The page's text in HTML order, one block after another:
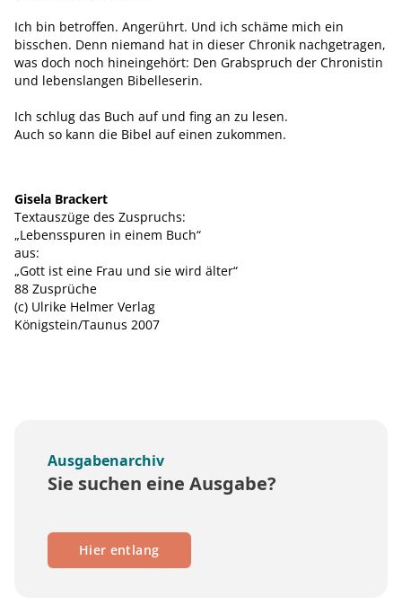
Ich bin betroffen. Angerührt. Und ich schäme mich ein
bisschen. Denn niemand hat in dieser Chronik nachgetragen,
was doch noch hineingehört: Den Grabspruch der Chronistin
und lebenslangen Bibelleserin.
Ich schlug das Buch auf und fing an zu lesen.
Auch so kann die Bibel auf einen zukommen.
Gisela Brackert
Textauszüge des Zuspruchs:
„Lebensspuren in einem Buch“
aus:
„Gott ist eine Frau und sie wird älter“
88 Zusprüche
(c) Ulrike Helmer Verlag
Königstein/Taunus 2007
Ausgabenarchiv
Sie suchen eine Ausgabe?
Hier entlang